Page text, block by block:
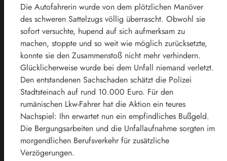
Die Autofahrerin wurde von dem plötzlichen Manöver
des schweren Sattelzugs völlig überrascht. Obwohl sie
sofort versuchte, hupend auf sich aufmerksam zu
machen, stoppte und so weit wie möglich zurücksetzte,
konnte sie den Zusammenstoß nicht mehr verhindern.
Glücklicherweise wurde bei dem Unfall niemand verletzt.
Den entstandenen Sachschaden schätzt die Polizei
Stadtsteinach auf rund 10.000 Euro. Für den
rumänischen Lkw-Fahrer hat die Aktion ein teures
Nachspiel: Ihn erwartet nun ein empfindliches Bußgeld.
Die Bergungsarbeiten und die Unfallaufnahme sorgten im
morgendlichen Berufsverkehr für zusätzliche
Verzögerungen.